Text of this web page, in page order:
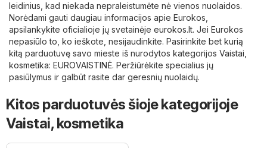
leidinius, kad niekada nepraleistumėte nė vienos nuolaidos.
Norėdami gauti daugiau informacijos apie Eurokos,
apsilankykite oficialioje jų svetainėje eurokos.lt. Jei Eurokos
nepasiūlo to, ko ieškote, nesijaudinkite. Pasirinkite bet kurią
kitą parduotuvę savo mieste iš nurodytos kategorijos Vaistai,
kosmetika: EUROVAISTINĖ. Peržiūrėkite specialius jų
pasiūlymus ir galbūt rasite dar geresnių nuolaidų.
Kitos parduotuvės šioje kategorijoje
Vaistai, kosmetika